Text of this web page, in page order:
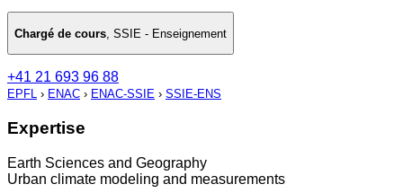
Chargé de cours SSIE - Enseignement
+41 21 693 96 88
EPFL › ENAC › ENAC-SSIE › SSIE-ENS
Expertise
Earth Sciences and Geography
Urban climate modeling and measurements